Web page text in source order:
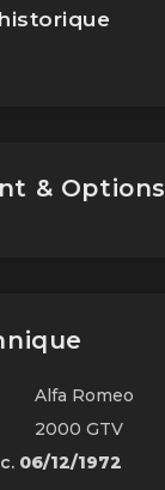
& Options
Alfa Romeo
2000 GTV
06/12/1972